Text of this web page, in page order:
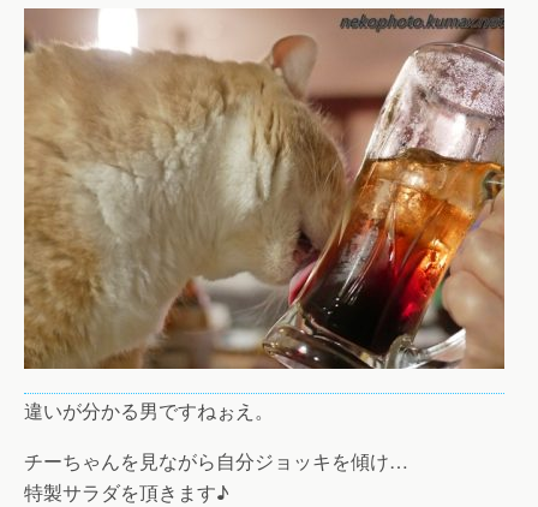
違いが分かる男ですねぉえ。
チーちゃんを見ながら自分ジョッキを傾け…
特製サラダを頂きます♪